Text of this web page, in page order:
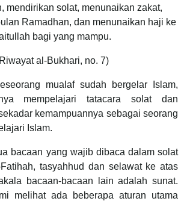
mendirikan solat, menunaikan zakat,
Ramadhan, dan menunaikan haji ke
bagi yang mampu.
al-Bukhari, no. 7)
mualaf sudah bergelar Islam,
mempelajari tatacara solat dan
kemampuannya sebagai seorang
Islam.
bacaan yang wajib dibaca dalam solat
tasyahhud dan selawat ke atas
bacaan-bacaan lain adalah sunat.
melihat ada beberapa aturan utama